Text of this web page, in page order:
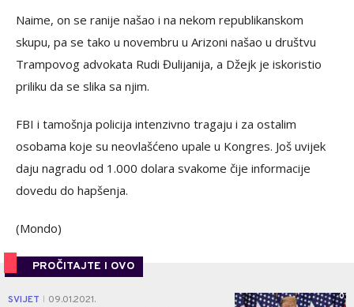
Naime, on se ranije našao i na nekom republikanskom
skupu, pa se tako u novembru u Arizoni našao u društvu
Trampovog advokata Rudi Đulijanija, a Džejk je iskoristio
priliku da se slika sa njim.
FBI i tamošnja policija intenzivno tragaju i za ostalim
osobama koje su neovlašćeno upale u Kongres. Još uvijek
daju nagradu od 1.000 dolara svakome čije informacije
dovedu do hapšenja.
(Mondo)
PROČITAJTE I OVO
SVIJET 09.01.2021. 0